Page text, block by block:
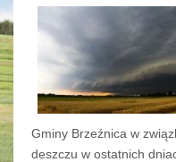
Gminy Brzeźnica w
deszczu w ostatnich